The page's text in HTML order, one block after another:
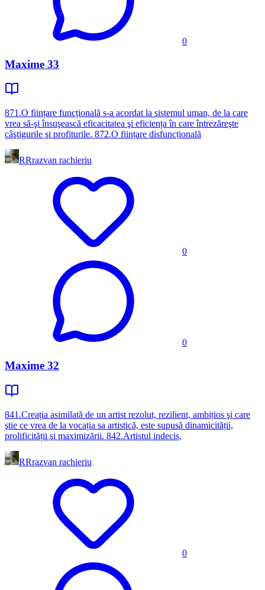
0
Maxime 33
871.O ființare funcțională s-a acordat la sistemul uman, de la care
vrea să-şi însuşească eficacitatea şi eficiența în care întrezăreşte
câştigurile şi profiturile. 872.O ființare disfuncțională
RRrazvan rachieriu
0
0
Maxime 32
841.Creația asimilată de un artist rezolut, rezilient, ambițios şi care
ştie ce vrea de la vocația sa artistică, este supusă dinamicității,
prolificității şi maximizării. 842.Artistul indecis,
RRrazvan rachieriu
0